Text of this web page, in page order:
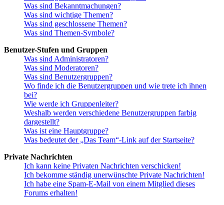
Was sind Bekanntmachungen?
Was sind wichtige Themen?
Was sind geschlossene Themen?
Was sind Themen-Symbole?
Benutzer-Stufen und Gruppen
Was sind Administratoren?
Was sind Moderatoren?
Was sind Benutzergruppen?
Wo finde ich die Benutzergruppen und wie trete ich ihnen
bei?
Wie werde ich Gruppenleiter?
Weshalb werden verschiedene Benutzergruppen farbig
dargestellt?
Was ist eine Hauptgruppe?
Was bedeutet der „Das Team“-Link auf der Startseite?
Private Nachrichten
Ich kann keine Privaten Nachrichten verschicken!
Ich bekomme ständig unerwünschte Private Nachrichten!
Ich habe eine Spam-E-Mail von einem Mitglied dieses
Forums erhalten!